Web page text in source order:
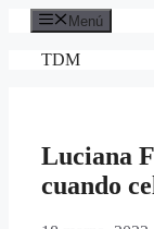
Saltar
contenido
Menú
TDM
Luciana
cuando